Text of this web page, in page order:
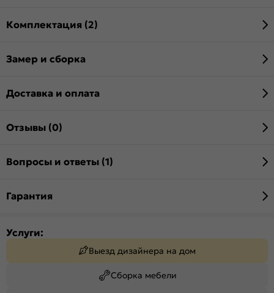
Комплектация (2)
Замер и сборка
Доставка и оплата
Отзывы (0)
Вопросы и ответы (1)
Гарантия
Услуги:
Выезд дизайнера на дом
Сборка мебели